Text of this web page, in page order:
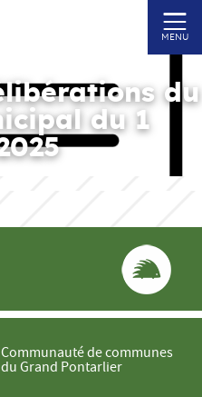
MENU
du
du 1
Communauté de communes
du Grand Pontarlier